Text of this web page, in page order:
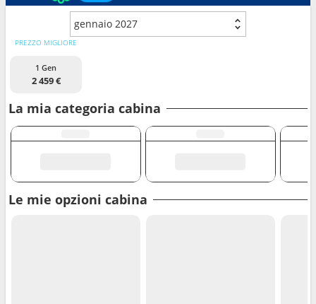
gennaio 2027
PREZZO MIGLIORE
1 Gen
2 459 €
La mia categoria cabina
Le mie opzioni cabina
Porti Compagnie